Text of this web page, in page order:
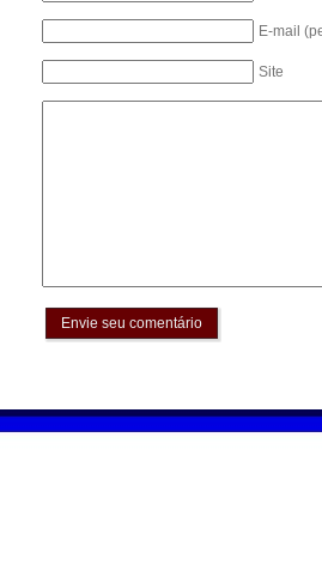
E-mail
Site
Envie seu comentário